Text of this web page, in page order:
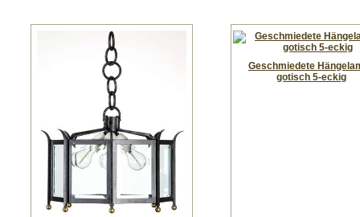
Geschmiedete
gotisch 5-eckig